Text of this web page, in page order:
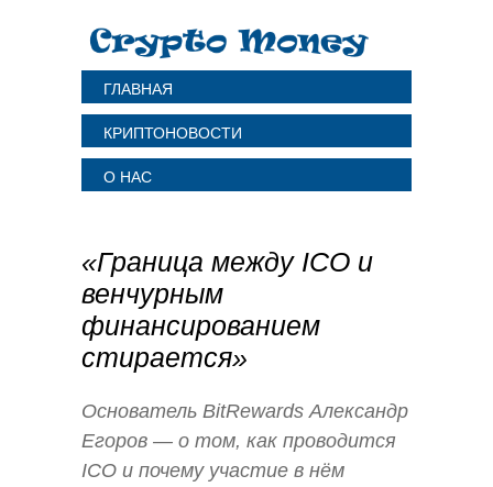
ГЛАВНАЯ
КРИПТОНОВОСТИ
О НАС
«Граница между ICO и
венчурным
финансированием
стирается»
Основатель BitRewards Александр
Егоров — о том, как проводится
ICO и почему участие в нём